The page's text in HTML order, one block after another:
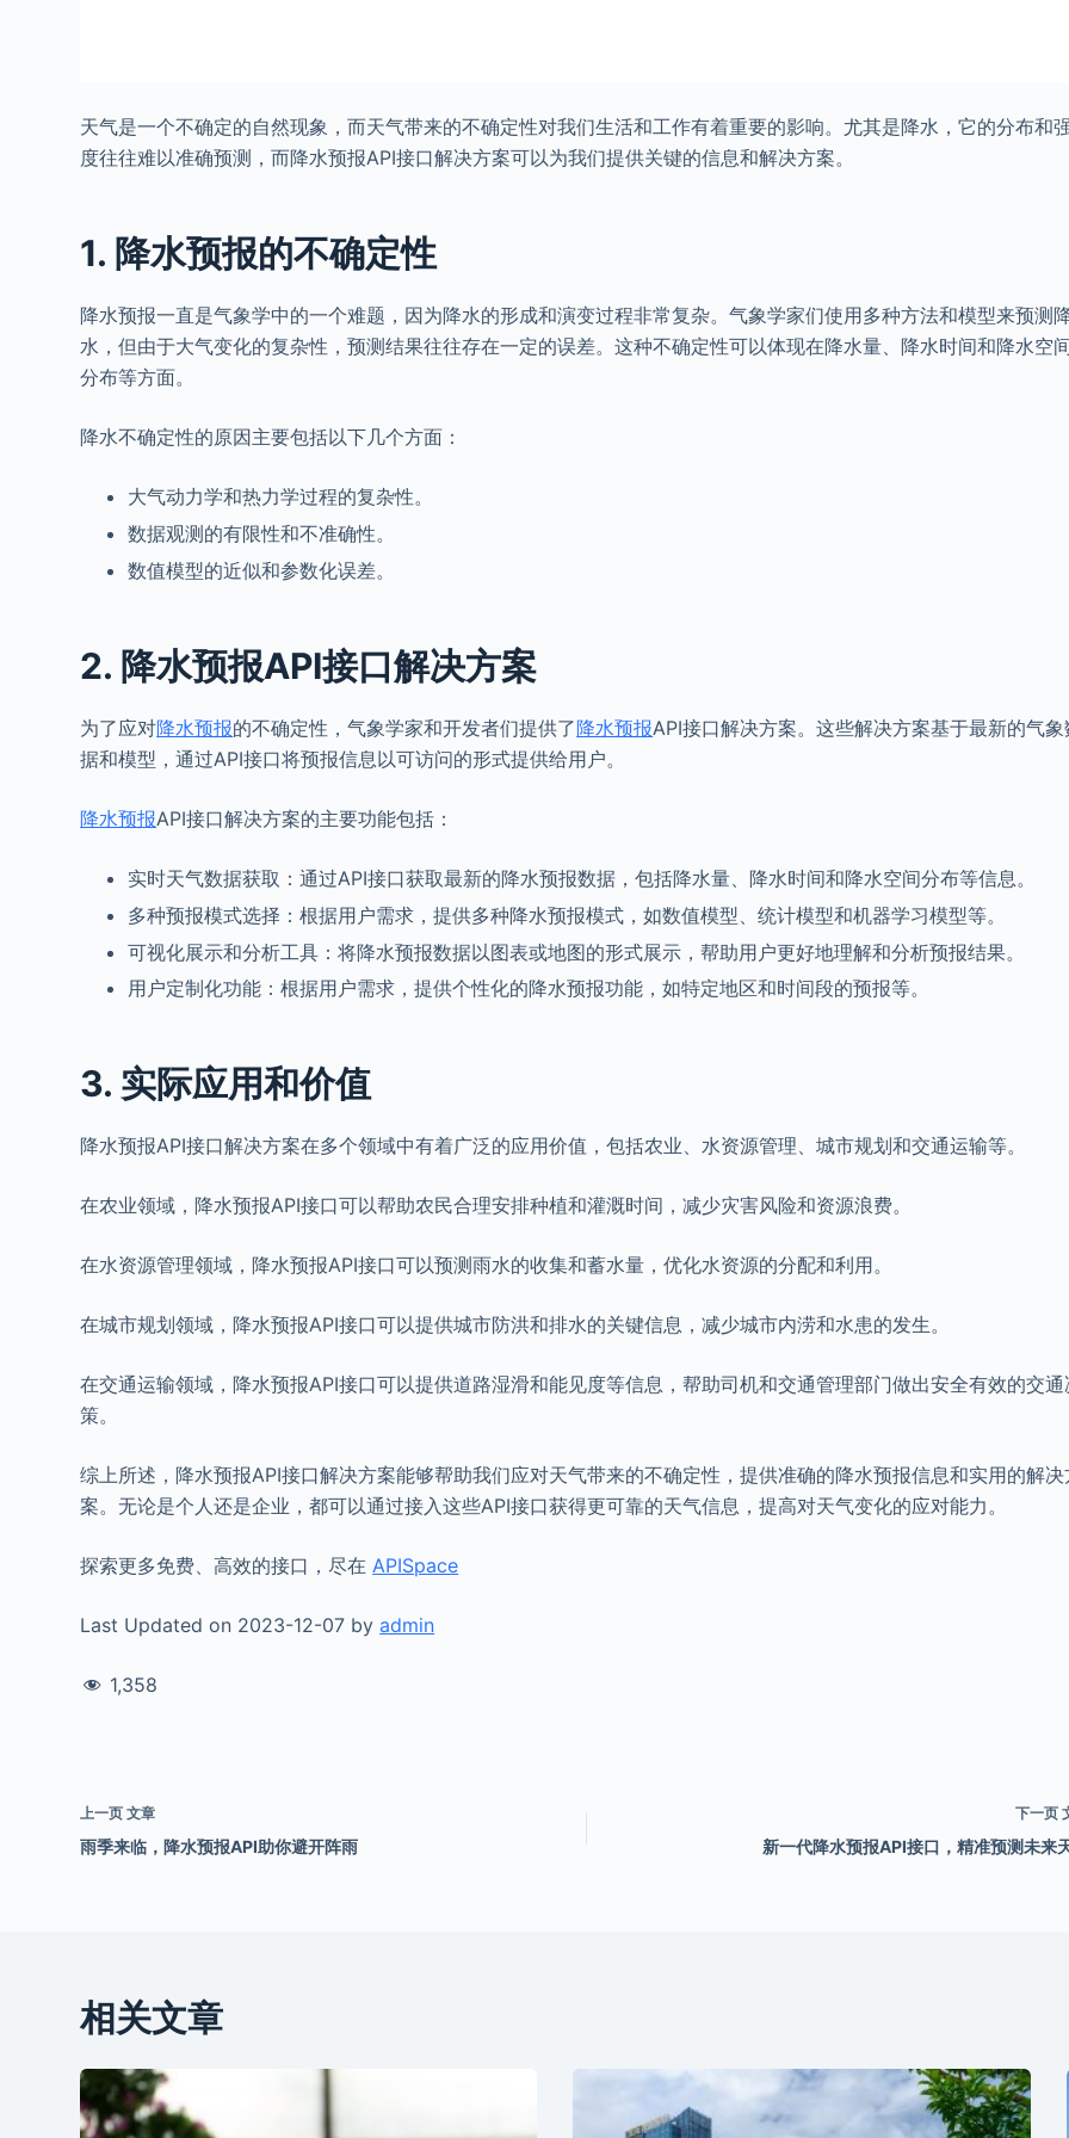
天气是一个不确定的自然现象，而天气带来的不确定性对我们生活和工作有着重要的影响。尤其是降水，它的分布和
度往往难以准确预测，而降水预报API接口解决方案可以为我们提供关键的信息和解决方案。
1. 降水预报的不确定性
降水预报一直是气象学中的一个难题，因为降水的形成和演变过程非常复杂。气象学家们使用多种方法和模型来预测
水，但由于大气变化的复杂性，预测结果往往存在一定的误差。这种不确定性可以体现在降水量、降水时间和降水空
分布等方面。
降水不确定性的原因主要包括以下几个方面：
大气动力学和热力学过程的复杂性。
数据观测的有限性和不准确性。
数值模型的近似和参数化误差。
2. 降水预报API接口解决方案
为了应对降水预报的不确定性，气象学家和开发者们提供了降水预报API接口解决方案。这些解决方案基于最新的气象
据和模型，通过API接口将预报信息以可访问的形式提供给用户。
降水预报API接口解决方案的主要功能包括：
实时天气数据获取：通过API接口获取最新的降水预报数据，包括降水量、降水时间和降水空间分布等信息。
多种预报模式选择：根据用户需求，提供多种降水预报模式，如数值模型、统计模型和机器学习模型等。
可视化展示和分析工具：将降水预报数据以图表或地图的形式展示，帮助用户更好地理解和分析预报结果。
用户定制化功能：根据用户需求，提供个性化的降水预报功能，如特定地区和时间段的预报等。
3. 实际应用和价值
降水预报API接口解决方案在多个领域中有着广泛的应用价值，包括农业、水资源管理、城市规划和交通运输等。
在农业领域，降水预报API接口可以帮助农民合理安排种植和灌溉时间，减少灾害风险和资源浪费。
在水资源管理领域，降水预报API接口可以预测雨水的收集和蓄水量，优化水资源的分配和利用。
在城市规划领域，降水预报API接口可以提供城市防洪和排水的关键信息，减少城市内涝和水患的发生。
在交通运输领域，降水预报API接口可以提供道路湿滑和能见度等信息，帮助司机和交通管理部门做出安全有效的交通
策。
综上所述，降水预报API接口解决方案能够帮助我们应对天气带来的不确定性，提供准确的降水预报信息和实用的解决
案。无论是个人还是企业，都可以通过接入这些API接口获得更可靠的天气信息，提高对天气变化的应对能力。
探索更多免费、高效的接口，尽在APISpace
Last Updated on 2023-12-07 byadmin
1,358
上一页文章
雨季来临，降水预报API助你避开阵雨
下一页
新一代降水预报API接口，精准预测未来
相关文章